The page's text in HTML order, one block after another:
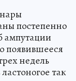
постепенно
ампутации
появившееся
недель
так